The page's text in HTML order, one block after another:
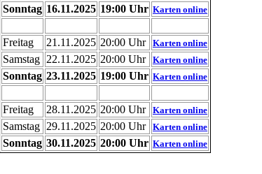
Sonntag 16.11.2025 19:00 Uhr Karten online
Freitag 21.11.2025 20:00 Uhr Karten online
Samstag 22.11.2025 20:00 Uhr Karten online
Sonntag 23.11.2025 19:00 Uhr Karten online
Freitag 28.11.2025 20:00 Uhr Karten online
Samstag 29.11.2025 20:00 Uhr Karten online
Sonntag 30.11.2025 20:00 Uhr Karten online